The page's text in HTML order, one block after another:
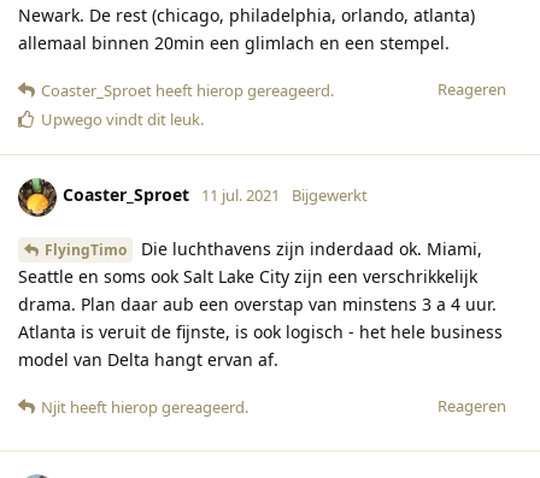
Newark. De rest (chicago, philadelphia, orlando, atlanta)
allemaal binnen 20min een glimlach en een stempel.
Reageren
Coaster_Sproet heeft hierop gereageerd.
Upwego vindt dit leuk.
Coaster_Sproet 11 jul. 2021 Bijgewerkt
FlyingTimo
Die luchthavens zijn inderdaad ok. Miami,
Seattle en soms ook Salt Lake City zijn een verschrikkelijk
drama. Plan daar aub een overstap van minstens 3 a 4 uur.
Atlanta is veruit de fijnste, is ook logisch - het hele business
model van Delta hangt ervan af.
Reageren
Njit heeft hierop gereageerd.